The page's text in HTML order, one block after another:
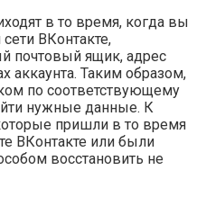
в то время, когда вы
ВКонтакте,
почтовый ящик, адрес
аккаунта. Таким образом,
по соответствующему
нужные данные. К
пришли в то время
ВКонтакте или были
восстановить не